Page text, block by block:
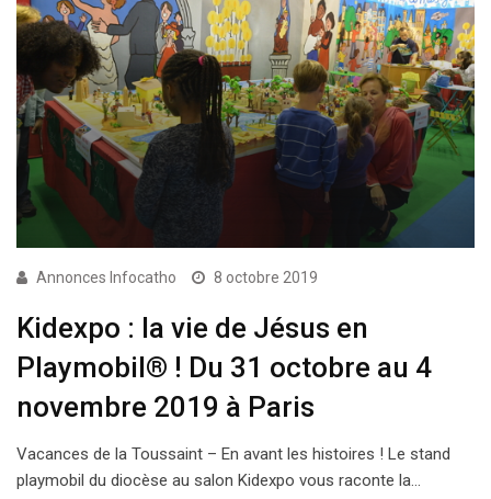
Annonces Infocatho 8 octobre 2019
Kidexpo : la vie de Jésus en
Playmobil® ! Du 31 octobre au 4
novembre 2019 à Paris
Vacances de la Toussaint – En avant les histoires ! Le stand
playmobil du diocèse au salon Kidexpo vous raconte la…